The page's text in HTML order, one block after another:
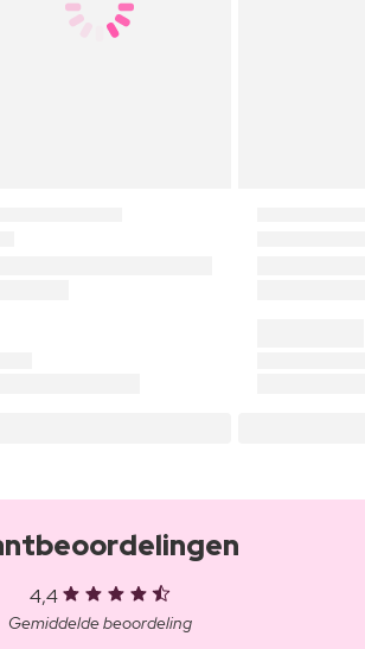
4,4
Gemiddelde beoordeling